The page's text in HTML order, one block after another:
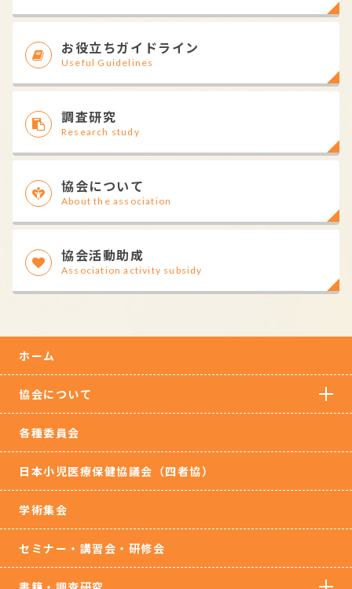
お役立ちガイドライン
Useful Guidelines
調査研究
Research study
協会について
About the association
協会活動助成
Association activity subsidy
ホーム
協会について
各種委員会
日本小児医療保健協議会（四者協）
学術集会
セミナー・講習会・研修会